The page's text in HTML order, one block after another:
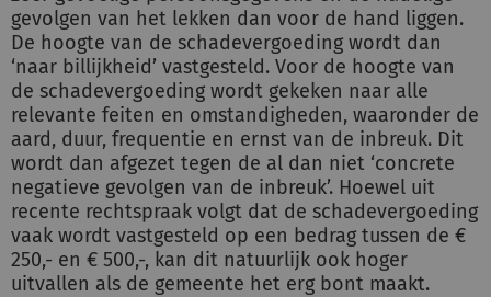
gevolgen van het lekken dan voor de hand liggen.
De hoogte van de schadevergoeding wordt dan
‘naar billijkheid’ vastgesteld. Voor de hoogte van
de schadevergoeding wordt gekeken naar alle
relevante feiten en omstandigheden, waaronder de
aard, duur, frequentie en ernst van de inbreuk. Dit
wordt dan afgezet tegen de al dan niet ‘concrete
negatieve gevolgen van de inbreuk’. Hoewel uit
recente rechtspraak volgt dat de schadevergoeding
vaak wordt vastgesteld op een bedrag tussen de €
250,- en € 500,-, kan dit natuurlijk ook hoger
uitvallen als de gemeente het erg bont maakt.